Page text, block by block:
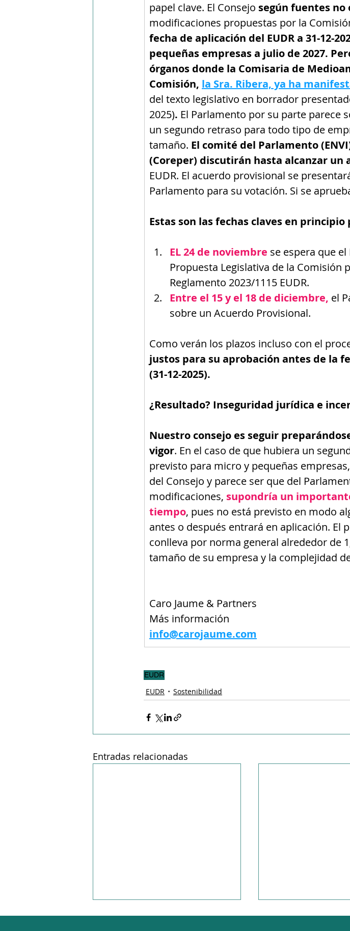
papel clave. El Consejo según fuentes no
modificaciones propuestas por la
fecha de aplicación del EUDR a 31-12-
pequeñas empresas a julio de 2027.
órganos donde la Comisaria de
Comisión, la Sra. Ribera, ya ha
del texto legislativo en borrador
2025). El Parlamento por su parte parece
un segundo retraso para todo tipo de
tamaño. El comité del Parlamento
(Coreper) discutirán hasta alcanzar un
EUDR. El acuerdo provisional se
Parlamento para su votación. Si se
Estas son las fechas claves en principio
EL 24 de noviembre se espera que
Propuesta Legislativa de la Comisión
Reglamento 2023/1115 EUDR.
Entre el 15 y el 18 de diciembre, el
sobre un Acuerdo Provisional.
Como verán los plazos incluso con el
justos para su aprobación antes de la
(31-12-2025).
¿Resultado? Inseguridad jurídica e
Nuestro consejo es seguir
vigor. En el caso de que hubiera un
previsto para micro y pequeñas
del Consejo y parece ser que del
modificaciones, supondría un
tiempo, pues no está previsto en modo
antes o después entrará en aplicación. El
conlleva por norma general alrededor de
tamaño de su empresa y la complejidad
Caro Jaume & Partners
Más información
info@carojaume.com
EUDR
EUDR Sostenibilidad
Entradas relacionadas